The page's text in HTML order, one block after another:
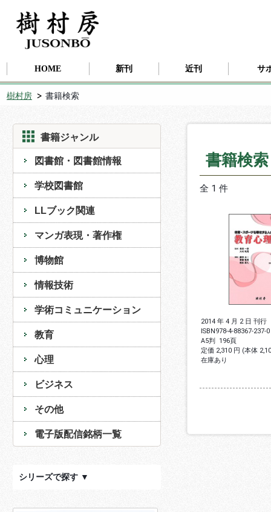
HOME 新刊 近刊 サ
樹村房 書籍検索
書籍ジャンル
図書館・図書館情報
学校図書館
LLブック関連
マンガ表現・著作権
博物館
情報技術
学術コミュニケーション
教育
心理
ビジネス
その他
電子版配信銘柄一覧
シリーズで探す ▼
書籍検
全 1 件
2014 年 4 月 2 日 刊行
ISBN978-4-88367-237-0
A5判 196頁
定価 2,310 円 (本体
在庫あり